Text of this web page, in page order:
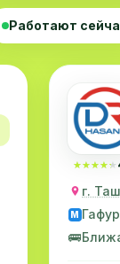
Работают
★★★★★
★★★★★
г.
M
🚌